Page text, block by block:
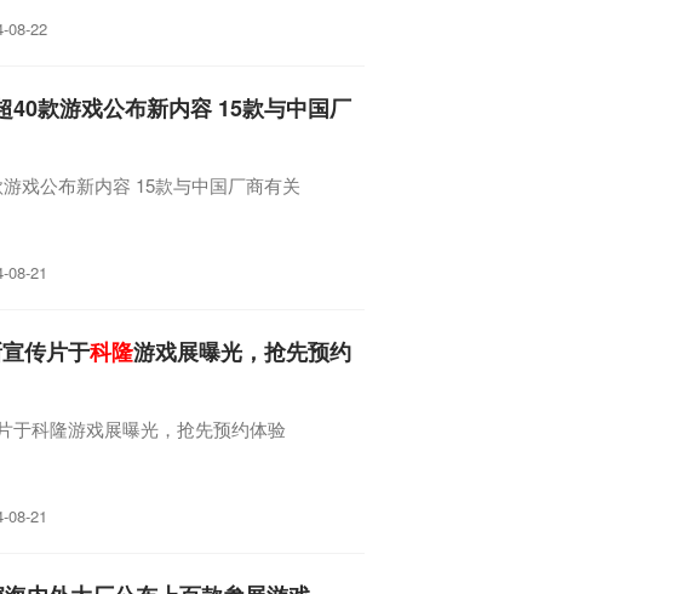
08-22
08-21
40款游戏公布新内容 15款与中国厂
戏公布新内容 15款与中国厂商有关
08-21
传片于科隆游戏展曝光，抢先预约
于科隆游戏展曝光，抢先预约体验